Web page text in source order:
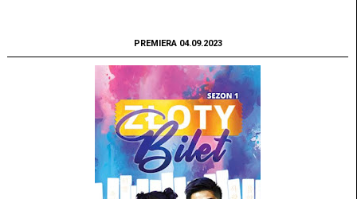
PREMIERA 04.09.2023